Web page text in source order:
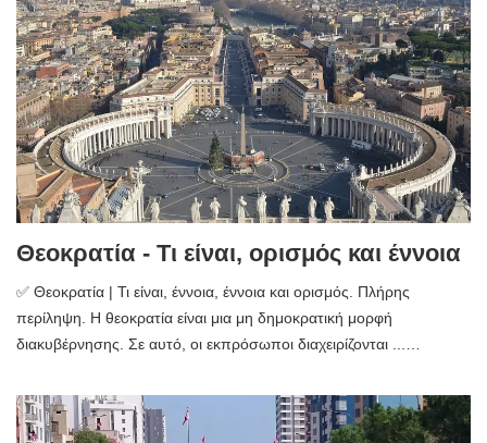
Θεοκρατία - Τι είναι, ορισμός και έννοια
✅ Θεοκρατία | Τι είναι, έννοια, έννοια και ορισμός. Πλήρης
περίληψη. Η θεοκρατία είναι μια μη δημοκρατική μορφή
διακυβέρνησης. Σε αυτό, οι εκπρόσωποι διαχειρίζονται ...…